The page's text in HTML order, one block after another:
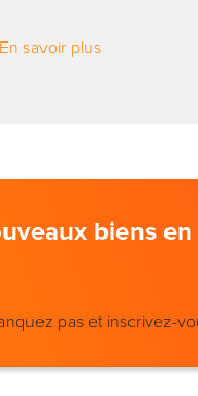
En savoir plus
biens en
pas et inscrivez-